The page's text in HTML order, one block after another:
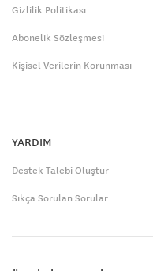
Gizlilik Politikası
Abonelik Sözleşmesi
Kişisel Verilerin Korunması
YARDIM
Destek Talebi Oluştur
Sıkça Sorulan Sorular